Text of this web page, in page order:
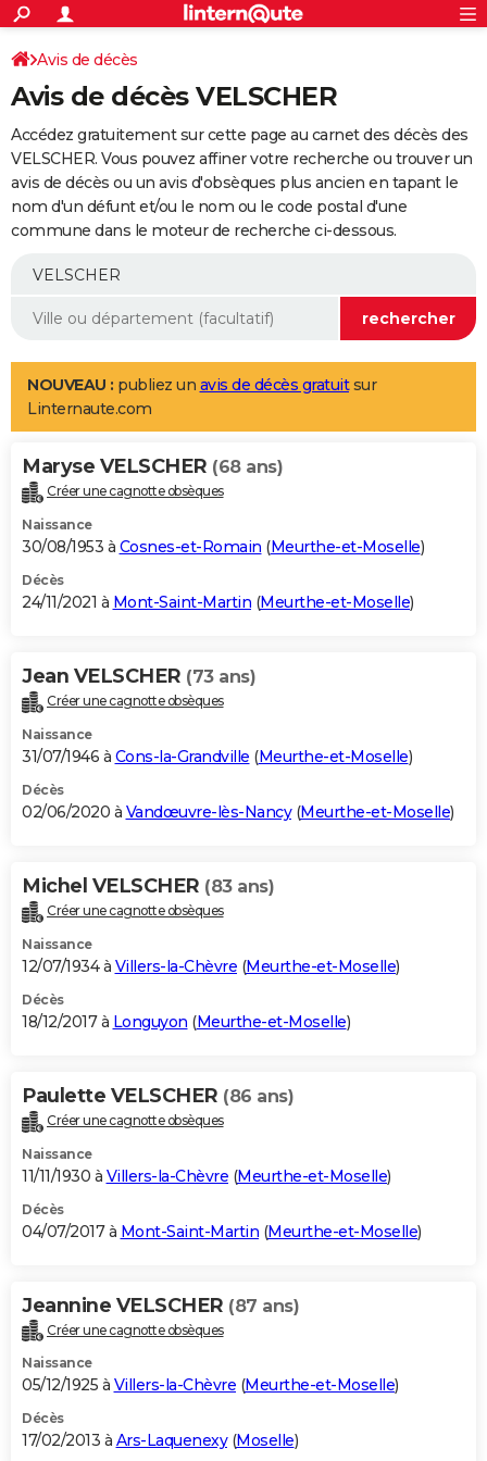
ACTUALITÉS
Politique
Société
Faits Divers
Education
Monde
Villes
+
SPORT
Coupe du monde 2026
Football
Tennis
Cyclisme
Rugby
Forum
Programme TV
TNT
Streaming
Cinéma
Sorties cinéma
Musique
+
FINANCE
Retraite
Epargne
Immobilier
Risques naturels par ville
Banque
Assurance
AUTO
Essais
Réserver un essai
Citadines
Berlines
SUV
Forum auto
+
Mobiles
Meilleur smartphone
Internet
Ordinateurs
Jeux vidéo
Guide high-tech
Aménagement intérieur
LIFESTYLE
Art de vivre
Bien-être
Loisirs
Mode
Modes de vie
Alimentation
Guide de la santé
Maladies
Médicaments
Sommeil
VOYAGE
Destinations
City break
Voyage nature
Voyage de noces
Forum
Climat
+PHOTO
GUIDES D'ACHAT
BONS PLANS
Carte de Noël
Carte Bonne année
Carte Saint-Valentin
Carte Pâques
Carte d'anniversaire
DICTIONNAIRE
Dictionnaire
Biographies
Citations
Expressions
Proverbes
PROGRAMME TV
S'inscrire
Se connecter
Lycées
Collèges
Primaires
Universités
Entreprises
Service militaire
Avis de recherche
AVIS DE DÉCÈS
Bricolage
Lifestyle
Culture
Sport
Auto
Television
Voyage
Cinema
Avis de décès
Avis de décès VELSCHER
Accédez gratuitement sur cette page au carnet des décès des
VELSCHER. Vous pouvez affiner votre recherche ou trouver un
avis de décès ou un avis d'obsèques plus ancien en tapant le
nom d'un défunt et/ou le nom ou le code postal d'une
commune dans le moteur de recherche ci-dessous.
NOUVEAU : publiez un avis de décès gratuitsur
Linternaute.com
Maryse VELSCHER (68 ans)
Créer une cagnotte obsèques
Naissance
30/08/1953 à Cosnes-et-Romain (Meurthe-et-Moselle)
Décès
24/11/2021 à Mont-Saint-Martin (Meurthe-et-Moselle)
Jean VELSCHER (73 ans)
Créer une cagnotte obsèques
Naissance
31/07/1946 à Cons-la-Grandville (Meurthe-et-Moselle)
Décès
02/06/2020 à Vandœuvre-lès-Nancy(Meurthe-et-Moselle)
Michel VELSCHER (83 ans)
Créer une cagnotte obsèques
Naissance
12/07/1934 à Villers-la-Chèvre (Meurthe-et-Moselle)
Décès
18/12/2017 à Longuyon (Meurthe-et-Moselle)
Paulette VELSCHER (86 ans)
Créer une cagnotte obsèques
Naissance
11/11/1930 à Villers-la-Chèvre (Meurthe-et-Moselle)
Décès
04/07/2017 à Mont-Saint-Martin (Meurthe-et-Moselle)
Jeannine VELSCHER (87 ans)
Créer une cagnotte obsèques
Naissance
05/12/1925 à Villers-la-Chèvre (Meurthe-et-Moselle)
Décès
17/02/2013 à Ars-Laquenexy(Moselle)